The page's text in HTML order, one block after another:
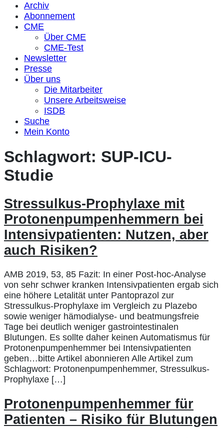
Archiv
Abonnement
CME
Über CME
CME-Test
Newsletter
Presse
Über uns
Die Mitarbeiter
Unsere Arbeitsweise
ISDB
Suche
Mein Konto
Schlagwort: SUP-ICU-
Studie
Stressulkus-Prophylaxe mit
Protonenpumpenhemmern bei
Intensivpatienten: Nutzen, aber
auch Risiken?
AMB 2019, 53, 85 Fazit: In einer Post-hoc-Analyse
von sehr schwer kranken Intensivpatienten ergab sich
eine höhere Letalität unter Pantoprazol zur
Stressulkus-Prophylaxe im Vergleich zu Plazebo
sowie weniger hämodialyse- und beatmungsfreie
Tage bei deutlich weniger gastrointestinalen
Blutungen. Es sollte daher keinen Automatismus für
Protonenpumpenhemmer bei Intensivpatienten
geben…bitte Artikel abonnieren Alle Artikel zum
Schlagwort: Protonenpumpenhemmer, Stressulkus-
Prophylaxe […]
Protonenpumpenhemmer für
Patienten – Risiko für Blutungen